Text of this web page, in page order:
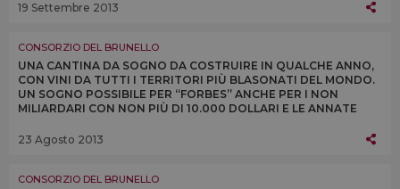
19 Settembre 2013
CONSORZIO DEL BRUNELLO
UNA CANTINA DA SOGNO DA COSTRUIRE IN QUALCHE ANNO,
CON VINI DA TUTTI I TERRITORI PIÙ BLASONATI DEL MONDO.
UN SOGNO POSSIBILE PER “FORBES” ANCHE PER I NON
MILIARDARI CON NON PIÙ DI 10.000 DOLLARI E LE ANNATE
23 Agosto 2013
CONSORZIO DEL BRUNELLO